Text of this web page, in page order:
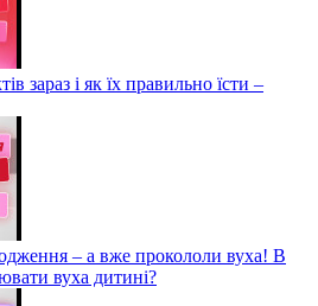
зараз і як їх правильно їсти –
– а вже прокололи вуха! В
вуха дитині?